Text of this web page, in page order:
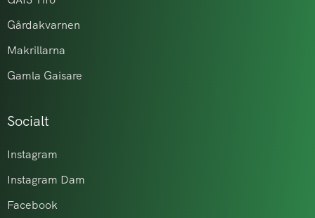
Gårdakvarnen
Makrillarna
Gamla Gaisare
Socialt
Instagram
Instagram Dam
Facebook